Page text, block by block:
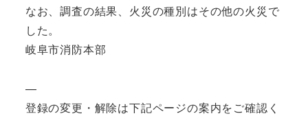
なお、調査の結果、火災の種別はその他の火災で
した。
岐阜市消防本部
—
登録の変更・解除は下記ページの案内をご確認く